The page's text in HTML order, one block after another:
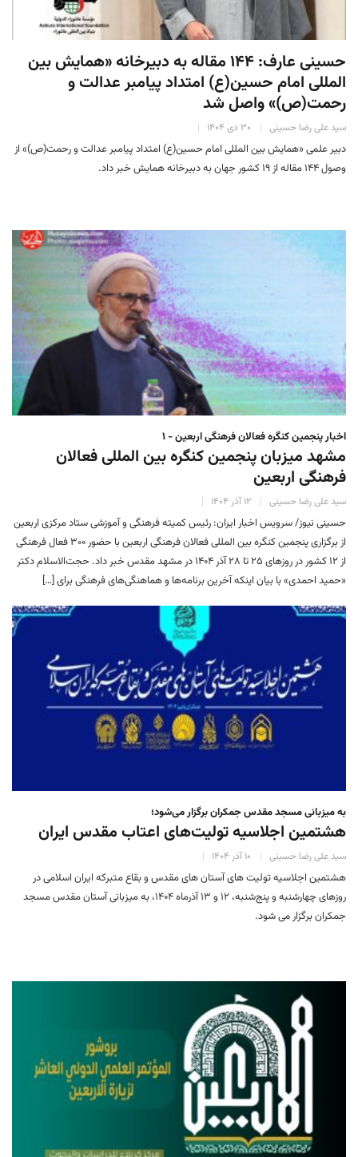
حسینی عارف: ۱۴۴ مقاله به دبیرخانه «همایش بین
المللی امام حسین(ع) امتداد پیامبر عدالت و
رحمت(ص)» واصل شد
سید علی رضا حسینی ۳۰ دی ۱۴۰۴
دبیر علمی «همایش بین المللی امام حسین(ع) امتداد پیامبر عدالت و رحمت(ص)» از
وصول ۱۴۴ مقاله از ۱۹ کشور جهان به دبیرخانه همایش خبر داد.
اخبار پنجمین کنگره فعالان فرهنگی اربعین - ۱
مشهد میزبان پنجمین کنگره بین المللی فعالان
فرهنگی اربعین
سید علی رضا حسینی ۱۲ آذر ۱۴۰۴
حسینی نیوز/ سرویس اخبار ایران: رئیس کمیته فرهنگی و آموزشی ستاد مرکزی اربعین
از برگزاری پنجمین کنگره بین المللی فعالان فرهنگی اربعین با حضور ۳۰۰ فعال فرهنگی
از ۱۲ کشور در روزهای ۲۵ تا ۲۸ آذر ۱۴۰۴ در مشهد مقدس خبر داد. حجت‌الاسلام دکتر
«حمید احمدی» با بیان اینکه آخرین برنامه‌ها و هماهنگی‌های فرهنگی برای […]
به میزبانی مسجد مقدس جمکران برگزار می‌شود؛
هشتمین اجلاسیه تولیت‌های اعتاب مقدس ایران
سید علی رضا حسینی ۱۰ آذر ۱۴۰۴
هشتمین اجلاسیه تولیت های آستان های مقدس و بقاع متبرکه ایران اسلامی در
روزهای چهارشنبه و پنج‌شنبه، ۱۲ و ۱۳ آذرماه ۱۴۰۴، به میزبانی آستان مقدس مسجد
جمکران برگزار می شود.